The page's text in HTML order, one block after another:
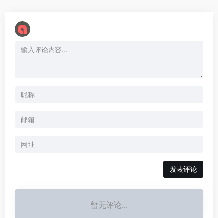
暂无评论...